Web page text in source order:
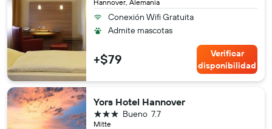
Hannover, Alemania
Conexión Wifi Gratuita
Admite mascotas
+$79
Verificar
disponibilidad
Yors Hotel Hannover
Mitte
7.7
Bueno
3 estrellas